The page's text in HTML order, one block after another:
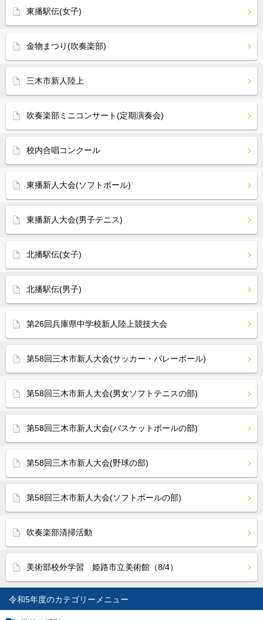
令和5年度
東播駅伝(女子)
金物まつり(吹奏楽部)
三木市新人陸上
吹奏楽部ミニコンサート(定期演奏会)
校内合唱コンクール
東播新人大会(ソフトボール)
東播新人大会(男子テニス)
北播駅伝(女子)
北播駅伝(男子)
第26回兵庫県中学校新人陸上競技大会
第58回三木市新人大会(サッカー・バレーボール)
第58回三木市新人大会(男女ソフトテニスの部)
第58回三木市新人大会(バスケットボールの部)
第58回三木市新人大会(野球の部)
第58回三木市新人大会(ソフトボールの部)
吹奏楽部清掃活動
美術部校外学習 姫路市立美術館（8/4）